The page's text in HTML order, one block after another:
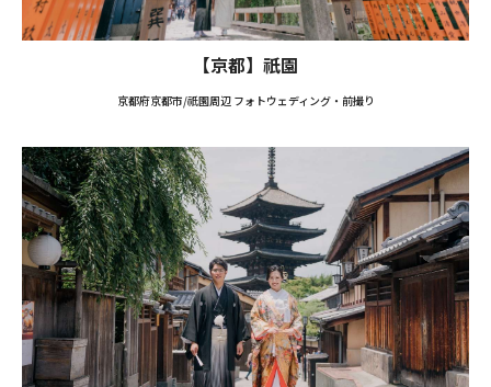
【京都】祇園
京都府京都市/祇園周辺 フォトウェディング・前撮り